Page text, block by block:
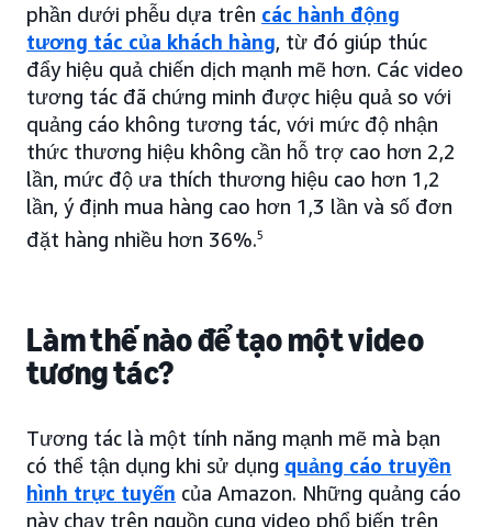
phần dưới phễu dựa trên các hành động
tương tác của khách hàng, từ đó giúp thúc
đẩy hiệu quả chiến dịch mạnh mẽ hơn. Các video
tương tác đã chứng minh được hiệu quả so với
quảng cáo không tương tác, với mức độ nhận
thức thương hiệu không cần hỗ trợ cao hơn 2,2
lần, mức độ ưa thích thương hiệu cao hơn 1,2
lần, ý định mua hàng cao hơn 1,3 lần và số đơn
đặt hàng nhiều hơn 36%.5
Làm thế nào để tạo một video
tương tác?
Tương tác là một tính năng mạnh mẽ mà bạn
có thể tận dụng khi sử dụng quảng cáo truyền
hình trực tuyến của Amazon. Những quảng cáo
này chạy trên nguồn cung video phổ biến trên